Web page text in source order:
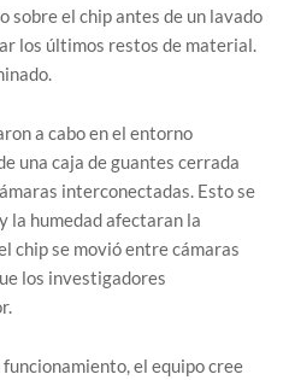
sobre el chip antes de un lavado
los últimos restos de material.
a cabo en el entorno
una caja de guantes cerrada
interconectadas. Esto se
la humedad afectaran la
chip se movió entre cámaras
los investigadores
el equipo cree